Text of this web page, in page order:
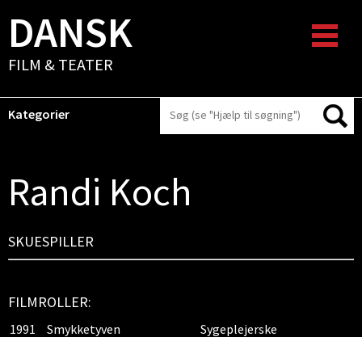
DANSK
FILM & TEATER
Kategorier
Randi Koch
SKUESPILLER
FILMROLLER:
1991 Smykketyven Sygeplejerske